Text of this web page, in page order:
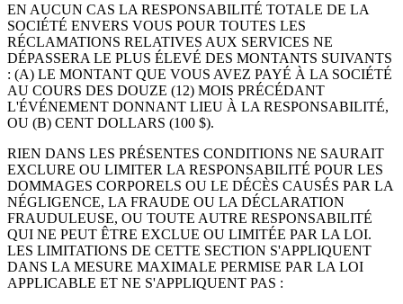
EN AUCUN CAS LA RESPONSABILITÉ TOTALE DE LA
SOCIÉTÉ ENVERS VOUS POUR TOUTES LES
RÉCLAMATIONS RELATIVES AUX SERVICES NE
DÉPASSERA LE PLUS ÉLEVÉ DES MONTANTS SUIVANTS
: (A) LE MONTANT QUE VOUS AVEZ PAYÉ À LA SOCIÉTÉ
AU COURS DES DOUZE (12) MOIS PRÉCÉDANT
L'ÉVÉNEMENT DONNANT LIEU À LA RESPONSABILITÉ,
OU (B) CENT DOLLARS (100 $).
RIEN DANS LES PRÉSENTES CONDITIONS NE SAURAIT
EXCLURE OU LIMITER LA RESPONSABILITÉ POUR LES
DOMMAGES CORPORELS OU LE DÉCÈS CAUSÉS PAR LA
NÉGLIGENCE, LA FRAUDE OU LA DÉCLARATION
FRAUDULEUSE, OU TOUTE AUTRE RESPONSABILITÉ
QUI NE PEUT ÊTRE EXCLUE OU LIMITÉE PAR LA LOI.
LES LIMITATIONS DE CETTE SECTION S'APPLIQUENT
DANS LA MESURE MAXIMALE PERMISE PAR LA LOI
APPLICABLE ET NE S'APPLIQUENT PAS :